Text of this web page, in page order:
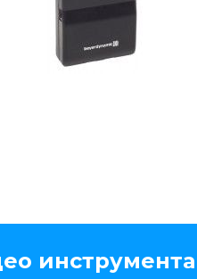
инструмента